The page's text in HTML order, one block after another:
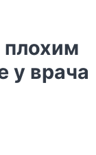
плохим
у врача